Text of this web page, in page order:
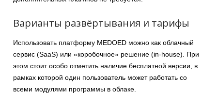
Варианты развёртывания и тарифы
Использовать платформу MEDOED можно как облачный
сервис (SaaS) или «коробочное» решение (in-house). При
этом стоит особо отметить наличие бесплатной версии, в
рамках которой один пользователь может работать со
всеми модулями программы в облаке.